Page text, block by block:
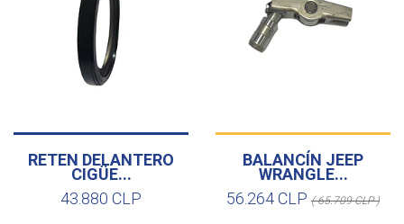
RETEN DELANTERO
CIGÜE...
43.880 CLP
BALANCÍN JEEP
WRANGLE...
56.264 CLP ( 65.709 CLP )